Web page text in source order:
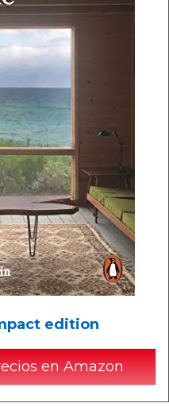
edition
en Amazon